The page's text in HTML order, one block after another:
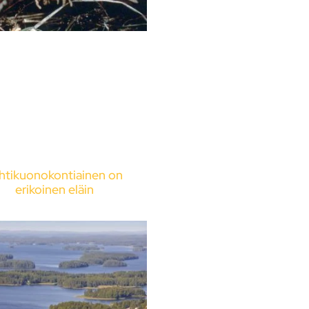
on
erikoinen eläin